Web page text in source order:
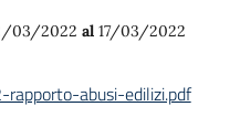
03/2022 al17/03/2022
abusi-edilizi.pdf